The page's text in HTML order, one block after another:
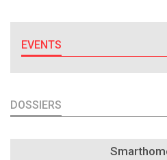
EVENTS
DOSSIERS